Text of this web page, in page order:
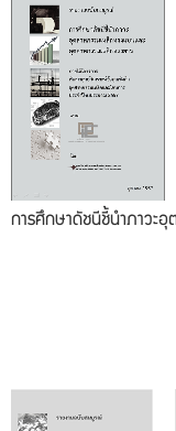
การศึกษาดัชนีชี้นำภาวะอุ